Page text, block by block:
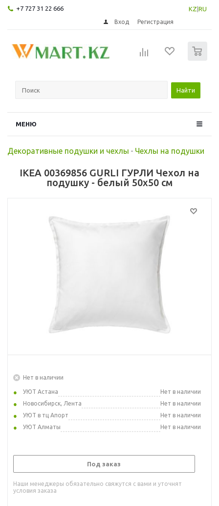
+7 727 31 22 666 KZ RU
Вход Регистрация
Найти
МЕНЮ
Декоративные подушки и чехлы - Чехлы на подушки
IKEA 00369856 GURLI ГУРЛИ Чехол на
подушку - белый 50x50 см
Нет в наличии
УЮТ Астана
Нет в наличии
Новосибирск, Лента
Нет в наличии
УЮТ в тц Апорт
Нет в наличии
УЮТ Алматы
Нет в наличии
Под заказ
Наши менеджеры обязательно свяжутся с вами и уточнят
условия заказа